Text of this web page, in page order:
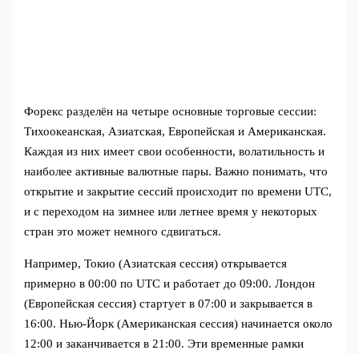
Форекс разделён на четыре основные торговые сессии:
Тихоокеанская, Азиатская, Европейская и Американская.
Каждая из них имеет свои особенности, волатильность и
наиболее активные валютные пары. Важно понимать, что
открытие и закрытие сессий происходит по времени UTC,
и с переходом на зимнее или летнее время у некоторых
стран это может немного сдвигаться.
Например, Токио (Азиатская сессия) открывается
примерно в 00:00 по UTC и работает до 09:00. Лондон
(Европейская сессия) стартует в 07:00 и закрывается в
16:00. Нью-Йорк (Американская сессия) начинается около
12:00 и заканчивается в 21:00. Эти временные рамки